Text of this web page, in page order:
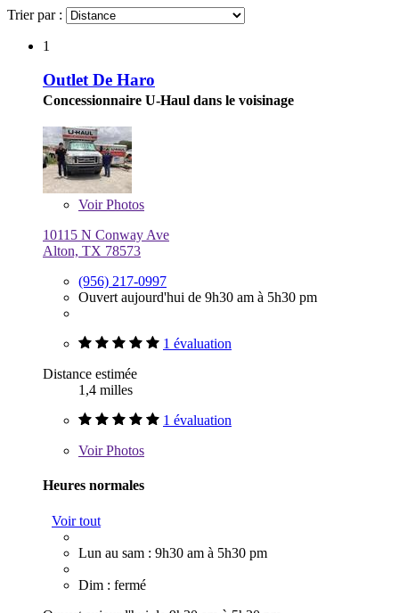
Trier par :
1
Outlet De Haro
Concessionnaire U-Haul dans le voisinage
VoirPhotos
10115 N Conway Ave
Alton, TX 78573
(956) 217-0997
Ouvert aujourd'hui de 9h30 am à 5h30 pm
1 évaluation
Distance estimée
1,4 milles
1 évaluation
VoirPhotos
Heures normales
Voir tout
Lun au sam : 9h30 am à 5h30 pm
Dim : fermé